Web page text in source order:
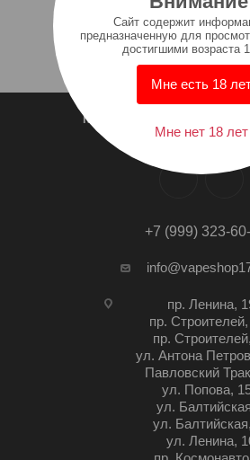
КТО МЫ? СПИСОК
+7 (999) 323-
пр. Ленина,
пр. Строителей,
пр.
ул. Антона
Павловский
ул. Попова,
ул.
ул.
ул. Ленина,
Cайт содержит
предназначенную для
достигшими возраста
Мне есть 18
Мне нет 18 лет